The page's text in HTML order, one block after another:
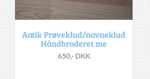
Antik Prøveklud/navneklud
Håndbroderet me
650,- DKK